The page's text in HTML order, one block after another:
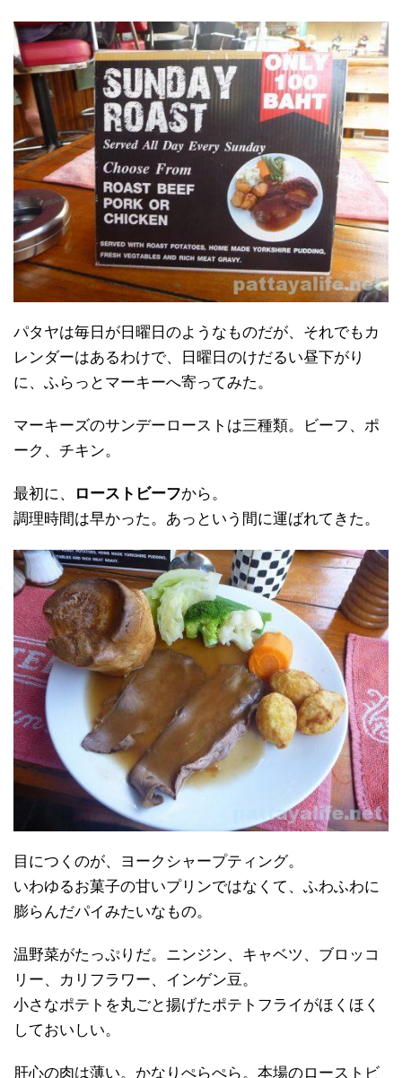
パタヤは毎日が日曜日のようなものだが、それでもカ
レンダーはあるわけで、日曜日のけだるい昼下がり
に、ふらっとマーキーへ寄ってみた。
マーキーズのサンデーローストは三種類。ビーフ、ポ
ーク、チキン。
最初に、 ローストビーフから。
調理時間は早かった。あっという間に運ばれてきた。
目につくのが、ヨークシャープティング。
いわゆるお菓子の甘いプリンではなくて、ふわふわに
膨らんだパイみたいなもの。
温野菜がたっぷりだ。ニンジン、キャベツ、ブロッコ
リー、カリフラワー、インゲン豆。
小さなポテトを丸ごと揚げたポテトフライがほくほく
しておいしい。
肝心の肉は薄い。かなりぺらぺら。本場のローストビ